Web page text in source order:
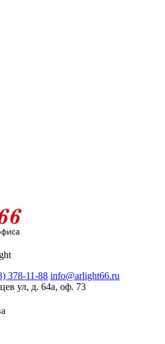
378-11-88 info@arlight66.ru
ул, д. 64а, оф. 73